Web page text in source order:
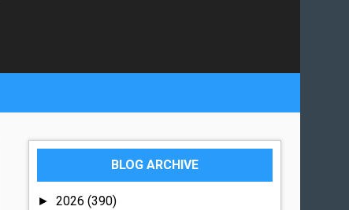
BLOG ARCHIVE
►2026(390)